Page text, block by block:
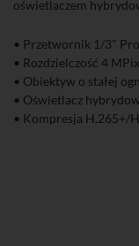
oświetlaczem
• Przetwornik 1/3"
• Rozdzielczość 4
• Obiektyw o stałej
• Oświetlacz
• Kompresja H.265+/
• Funkcje obrazu:
• Aplikacja na